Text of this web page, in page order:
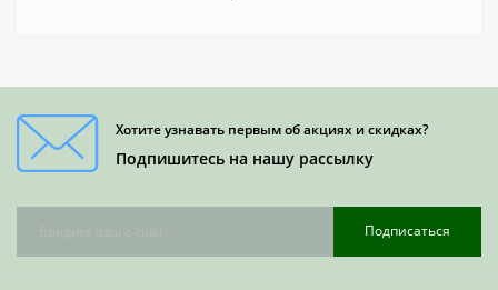
Хотите узнавать первым об акциях и скидках?
Подпишитесь на нашу рассылку
Подписаться